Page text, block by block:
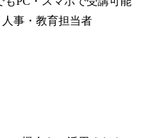
事・教育担当者